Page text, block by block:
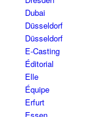
Dubai
Düsseldorf
Düsseldorf
E-Casting
Éditorial
Elle
Équipe
Erfurt
Essen